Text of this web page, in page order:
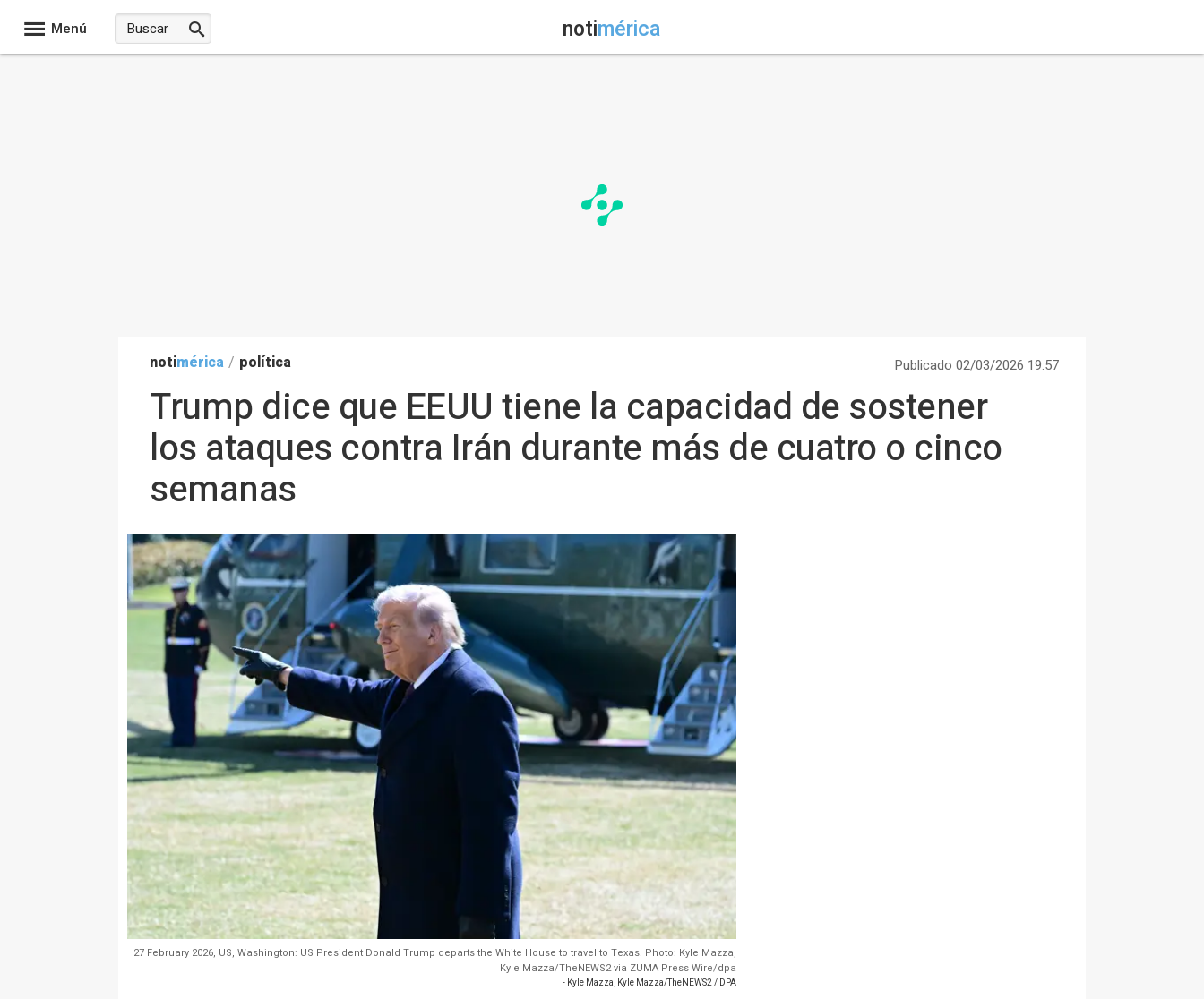
Menú notimérica
notimérica / política Publicado 02/03/2026 19:57
Trump dice que EEUU tiene la capacidad de sostener
los ataques contra Irán durante más de cuatro o cinco
semanas
27 February 2026, US, Washington: US President Donald Trump departs the White House to travel to Texas. Photo: Kyle Mazza,
Kyle Mazza/TheNEWS2 via ZUMA Press Wire/dpa
- Kyle Mazza, Kyle Mazza/TheNEWS2 / DPA